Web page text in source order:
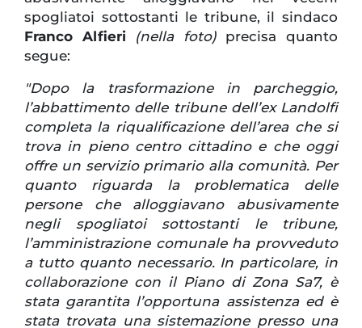
spogliatoi sottostanti le tribune, il sindaco
Franco Alfieri
(nella foto)precisa quanto
segue:
"Dopo la trasformazione in parcheggio,
l’abbattimento delle tribune dell’ex Landolfi
completa la riqualificazione dell’area che si
trova in pieno centro cittadino e che oggi
offre un servizio primario alla comunità. Per
quanto riguarda la problematica delle
persone che alloggiavano abusivamente
negli spogliatoi sottostanti le tribune,
l’amministrazione comunale ha provveduto
a tutto quanto necessario. In particolare, in
collaborazione con il Piano di Zona Sa7, è
stata garantita l’opportuna assistenza ed è
stata trovata una sistemazione presso una